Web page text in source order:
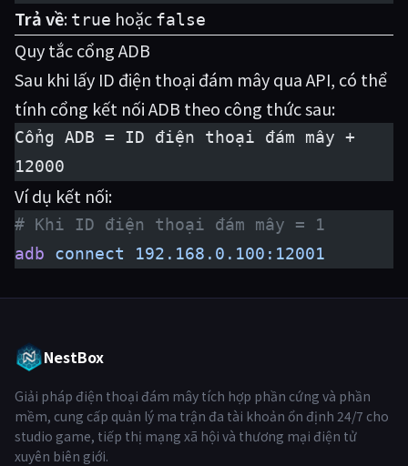
Trả về: true hoặc false
Quy tắc cổng ADB
Sau khi lấy ID điện thoại đám mây qua API, có thể
tính cổng kết nối ADB theo công thức sau:
Cổng ADB = ID điện thoại đám mây +
12000
Ví dụ kết nối:
# Khi ID điện thoại đám mây = 1
adb connect 192.168.0.100:12001
NestBox
Giải pháp điện thoại đám mây tích hợp phần cứng và phần
mềm, cung cấp quản lý ma trận đa tài khoản ổn định 24/7 cho
studio game, tiếp thị mạng xã hội và thương mại điện tử
xuyên biên giới.